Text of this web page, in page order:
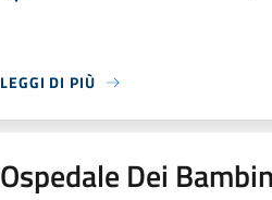
LEGGI DI PIÙ
Ospedale Dei